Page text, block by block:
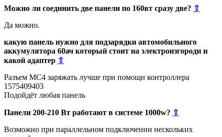
Можно ли соединить две панели по 160вт сразу две? ⇧
Да можно.
какую панель нужно для подзарядки автомобильного
аккумулятора 60ач который стоит на электроизгороди и
какой адаптер ⇧
Разъем MC4 заряжать лучше при помощи контроллера
1575409403
Подойдёт любая панель
Панели 200-210 Вт работают в системе 1000w? ⇧
Возможно при параллельном подключении нескольких